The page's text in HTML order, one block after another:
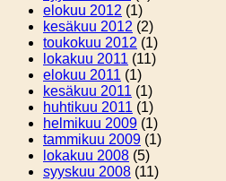
elokuu 2012 (1)
kesäkuu 2012 (2)
toukokuu 2012 (1)
lokakuu 2011 (11)
elokuu 2011 (1)
kesäkuu 2011 (1)
huhtikuu 2011 (1)
helmikuu 2009 (1)
tammikuu 2009 (1)
lokakuu 2008 (5)
syyskuu 2008 (11)